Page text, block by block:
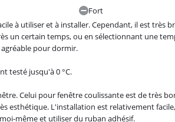
Fort
à utiliser et à installer. Cependant, il est
un certain temps, ou en sélectionnant une
pour dormir.
testé jusqu'à 0 °C.
Celui pour fenêtre coulissante est de très
esthétique. L'installation est relativement
même et utiliser du ruban adhésif.